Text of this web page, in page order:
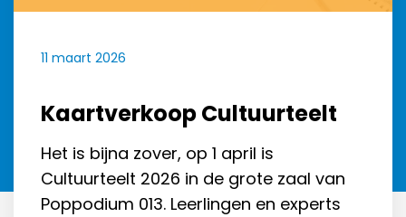
11 maart 2026
Kaartverkoop Cultuurteelt
Het is bijna zover, op 1 april is
Cultuurteelt 2026 in de grote zaal van
Poppodium 013. Leerlingen en experts